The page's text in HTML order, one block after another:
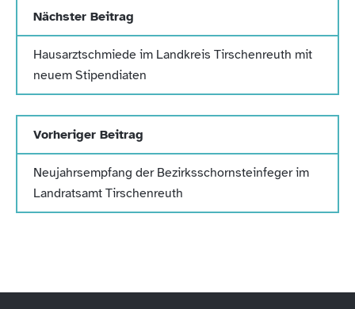
Nächster Beitrag
Hausarztschmiede im Landkreis Tirschenreuth mit
neuem Stipendiaten
Vorheriger Beitrag
Neujahrsempfang der Bezirksschornsteinfeger im
Landratsamt Tirschenreuth